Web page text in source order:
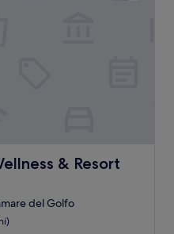
& Resort
& Resort
del Golfo